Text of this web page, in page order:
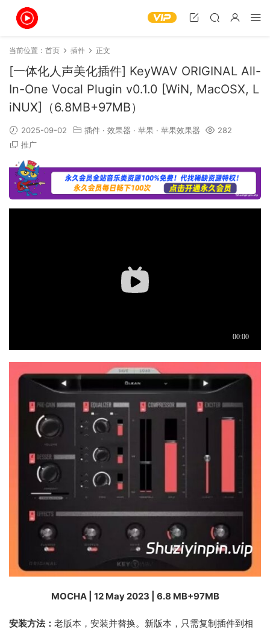
当前位置： 首页 插件 正文
[一体化人声美化插件] KeyWAV ORIGINAL All-
In-One Vocal Plugin v0.1.0 [WiN, MacOSX, L
iNUX]（6.8MB+97MB）
2025-09-02 插件 · 效果器 · 苹果 · 苹果效果器
282
推广
MOCHA | 12 May 2023 | 6.8 MB+97MB
安装方法： 老版本，安装并替换。新版本，只需复制插件到相